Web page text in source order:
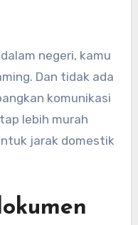
negeri, kamu
Dan tidak ada
komunikasi
lebih murah
jarak domestik